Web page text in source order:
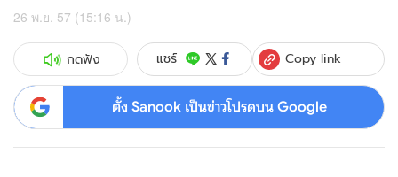
26 พ.ย. 57 (15:16 น.)
กดฟัง แชร์ Copy link
ตั้ง Sanook เป็นข่าวโปรดบน Google